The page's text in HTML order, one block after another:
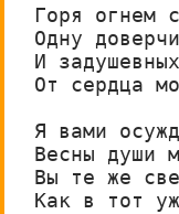
Горя
Одну
И
От сердца
Я вами
Весны души
Вы те же
Как в тот